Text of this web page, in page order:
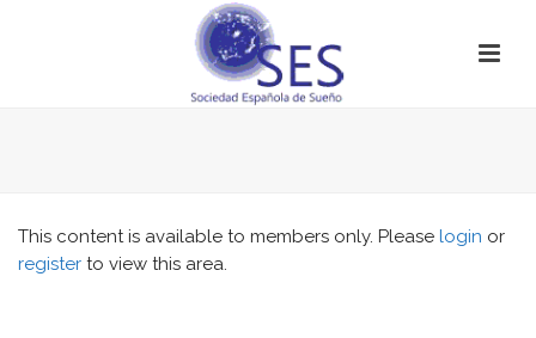
This content is available to members only. Please login or
register to view this area.